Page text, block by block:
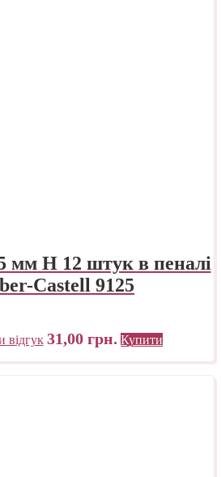
мм H 12 штук в пеналі
Castell 9125
відгук 31,00 грн. Купити